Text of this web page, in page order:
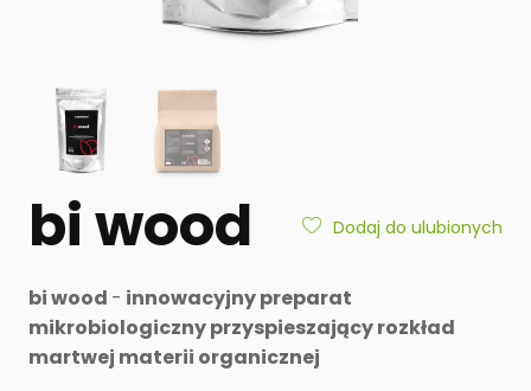
bi wood Dodaj do ulubionych
bi wood - innowacyjny preparat
mikrobiologiczny przyspieszający rozkład
martwej materii organicznej